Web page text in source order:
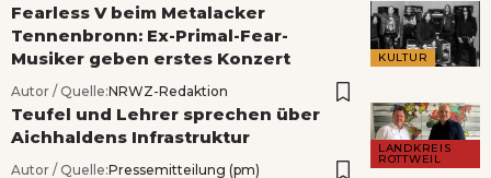
KULTUR
Fearless V beim Metalacker
Tennenbronn: Ex-Primal-Fear-
Musiker geben erstes Konzert
Autor / Quelle:NRWZ-Redaktion
LANDKREIS
ROTTWEIL
Teufel und Lehrer sprechen über
Aichhaldens Infrastruktur
Autor / Quelle:Pressemitteilung (pm)